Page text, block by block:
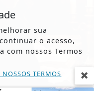
sua
o acesso,
com nossos Termos
NOSSOS TERMOS